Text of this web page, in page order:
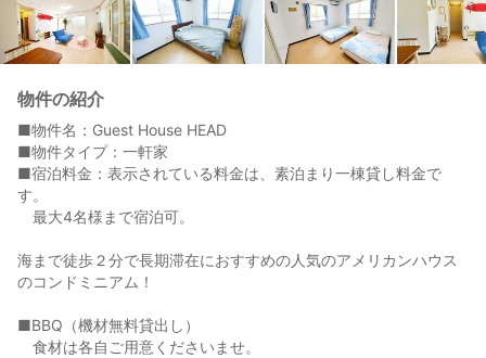
物件の紹介
■物件名：Guest House HEAD
■物件タイプ：一軒家
■宿泊料金：表示されている料金は、素泊まり一棟貸し料金で
す。
最大4名様まで宿泊可。
海まで徒歩２分で長期滞在におすすめの人気のアメリカンハウス
のコンドミニアム！
■BBQ（機材無料貸出し）
食材は各自ご用意くださいませ。